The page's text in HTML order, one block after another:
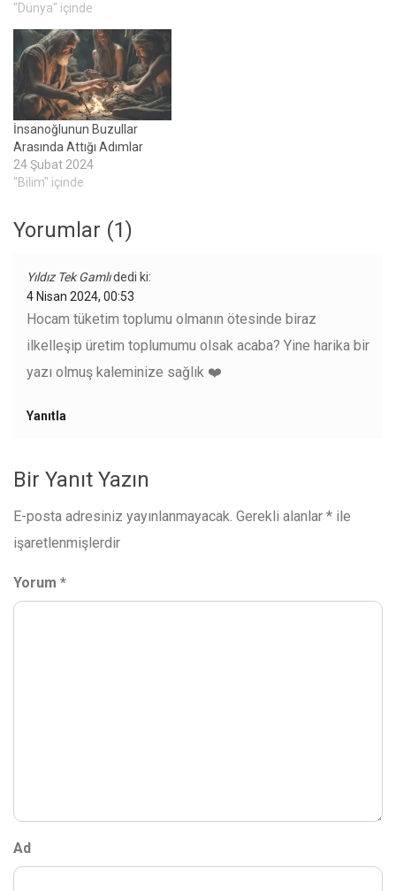
"Dünya" içinde
İnsanoğlunun Buzullar
Arasında Attığı Adımlar
24 Şubat 2024
"Bilim" içinde
Yorumlar (1)
Yıldız Tek Gamlıdedi ki:
4 Nisan 2024, 00:53
Hocam tüketim toplumu olmanın ötesinde biraz
ilkelleşip üretim toplumumu olsak acaba? Yine harika bir
yazı olmuş kaleminize sağlık ❤️
Yanıtla
Bir Yanıt Yazın
E-posta adresiniz yayınlanmayacak. Gerekli alanlar * ile
işaretlenmişlerdir
Yorum *
Ad